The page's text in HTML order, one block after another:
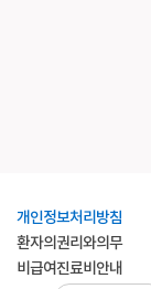
개인정보처리방침
환자의권리와의무
비급여진료비안내